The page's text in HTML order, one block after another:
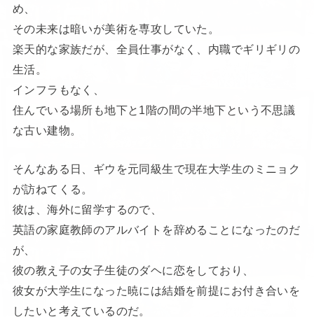
め、
その未来は暗いが美術を専攻していた。
楽天的な家族だが、全員仕事がなく、内職でギリギリの
生活。
インフラもなく、
住んでいる場所も地下と1階の間の半地下という不思議
な古い建物。
そんなある日、ギウを元同級生で現在大学生のミニョク
が訪ねてくる。
彼は、海外に留学するので、
英語の家庭教師のアルバイトを辞めることになったのだ
が、
彼の教え子の女子生徒のダヘに恋をしており、
彼女が大学生になった暁には結婚を前提にお付き合いを
したいと考えているのだ。